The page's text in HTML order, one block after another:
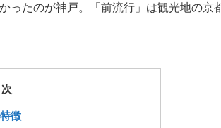
ったのが神戸。「前流行」は観光地の京
次
徴